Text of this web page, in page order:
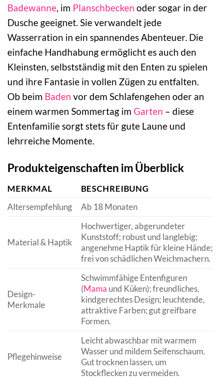
Badewanne, im Planschbecken oder sogar in der
Dusche geeignet. Sie verwandelt jede
Wasserration in ein spannendes Abenteuer. Die
einfache Handhabung ermöglicht es auch den
Kleinsten, selbstständig mit den Enten zu spielen
und ihre Fantasie in vollen Zügen zu entfalten.
Ob beim Baden vor dem Schlafengehen oder an
einem warmen Sommertag im Garten – diese
Entenfamilie sorgt stets für gute Laune und
lehrreiche Momente.
Produkteigenschaften im Überblick
MERKMAL
BESCHREIBUNG
Altersempfehlung
Ab 18 Monaten
Material & Haptik
Hochwertiger, abgerundeter
Kunststoff; robust und langlebig;
angenehme Haptik für kleine Hände;
frei von schädlichen Weichmachern.
Design-
Merkmale
Schwimmfähige Entenfiguren
(Mama und Küken); freundliches,
kindgerechtes Design; leuchtende,
attraktive Farben; gut greifbare
Formen.
Pflegehinweise
Leicht abwaschbar mit warmem
Wasser und mildem Seifenschaum.
Gut trocknen lassen, um
Stockflecken zu vermeiden.